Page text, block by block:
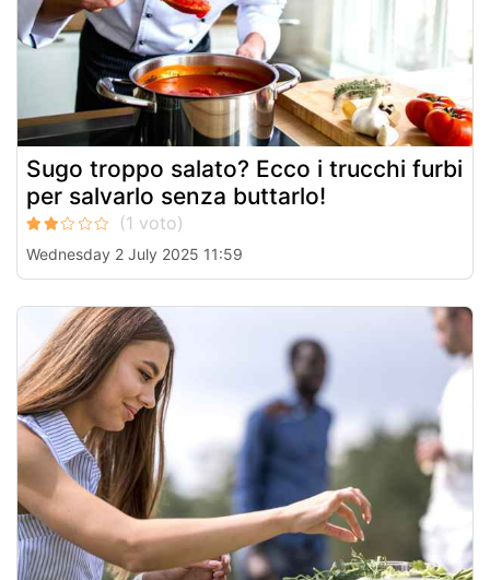
Sugo troppo salato? Ecco i trucchi furbi
per salvarlo senza buttarlo!
Wednesday 2 July 2025 11:59